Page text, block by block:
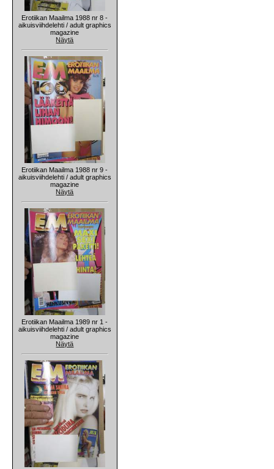
Erotiikan Maailma 1988 nr 8 -
aikuisviihdelehti / adult graphics
magazine
Näytä
Erotiikan Maailma 1988 nr 9 -
aikuisviihdelehti / adult graphics
magazine
Näytä
Erotiikan Maailma 1989 nr 1 -
aikuisviihdelehti / adult graphics
magazine
Näytä